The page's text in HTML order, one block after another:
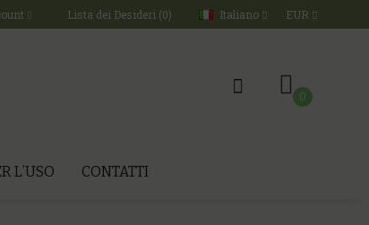
EUR
Italiano
Lista dei Desideri (0)
0
L’USO CONTATTI